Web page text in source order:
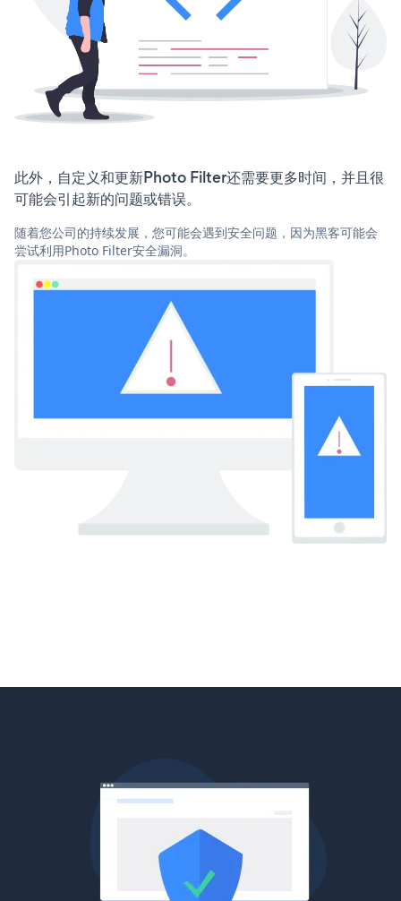
此外，自定义和更新Photo Filter还需要更多时间，并且很
可能会引起新的问题或错误。
随着您公司的持续发展，您可能会遇到安全问题，因为黑客可能会
尝试利用Photo Filter安全漏洞。